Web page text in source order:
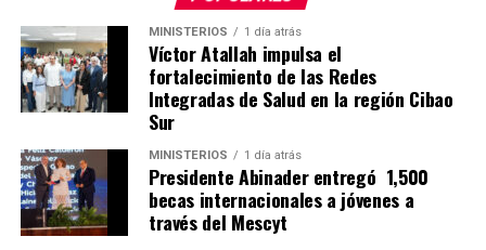
MINISTERIOS 1 día atrás
Víctor Atallah impulsa el
fortalecimiento de las Redes
Integradas de Salud en la región Cibao
Sur
MINISTERIOS 1 día atrás
Presidente Abinader entregó 1,500
becas internacionales a jóvenes a
través del Mescyt